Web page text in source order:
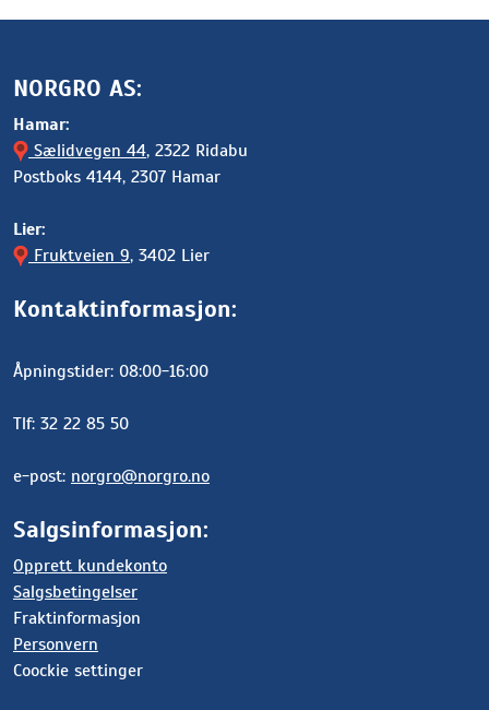
NORGRO AS:
Hamar:
Sælidvegen 44, 2322 Ridabu
Postboks 4144, 2307 Hamar
Lier:
Fruktveien 9, 3402 Lier
Kontaktinformasjon:
Åpningstider: 08:00-16:00
Tlf: 32 22 85 50
e-post: norgro@norgro.no
Salgsinformasjon:
Opprett kundekonto
Salgsbetingelser
Fraktinformasjon
Personvern
Coockie settinger